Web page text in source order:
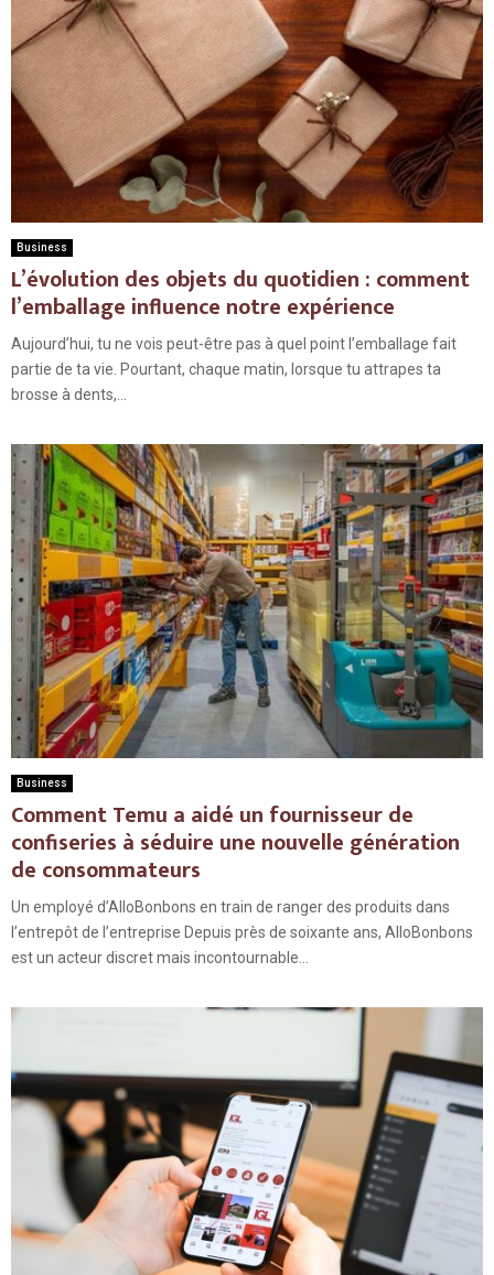
Business
L’évolution des objets du quotidien : comment
l’emballage influence notre expérience
Aujourd’hui, tu ne vois peut-être pas à quel point l’emballage fait
partie de ta vie. Pourtant, chaque matin, lorsque tu attrapes ta
brosse à dents,...
Business
Comment Temu a aidé un fournisseur de
confiseries à séduire une nouvelle génération
de consommateurs
Un employé d’AlloBonbons en train de ranger des produits dans
l’entrepôt de l’entreprise Depuis près de soixante ans, AlloBonbons
est un acteur discret mais incontournable...